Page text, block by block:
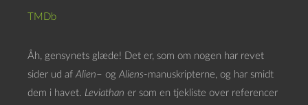
TMDb
Åh, gensynets glæde! Det er, som om nogen har revet
sider ud af Alien– og Aliens-manuskripterne, og har smidt
dem i havet. Leviathan er som en tjekliste over referencer